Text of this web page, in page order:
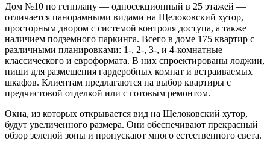
Дом №10 по генплану — односекционный в 25 этажей —
отличается панорамными видами на Щелоковский хутор,
просторным двором с системой контроля доступа, а также
наличием подземного паркинга. Всего в доме 175 квартир с
различными планировками: 1-, 2-, 3-, и 4-комнатные
классического и евроформата. В них спроектированы лоджии,
ниши для размещения гардеробных комнат и встраиваемых
шкафов. Клиентам предлагаются на выбор квартиры с
предчистовой отделкой или с готовым ремонтом.
Окна, из которых открывается вид на Щелоковский хутор,
будут увеличенного размера. Они обеспечивают прекрасный
обзор зеленой зоны и пропускают много естественного света.